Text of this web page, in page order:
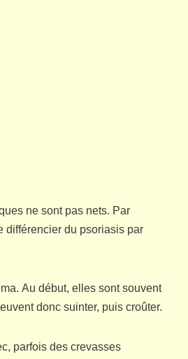
ne sont pas nets. Par
différencier du psoriasis par
Au début, elles sont souvent
donc suinter, puis croûter.
parfois des crevasses